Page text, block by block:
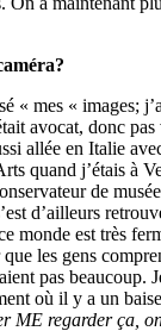
« mes « images;
avocat, donc
allée en Italie
quand j’étais à
de
d’ailleurs
monde est très
les gens
pas beaucoup.
où il y a un
ME regarder ça,